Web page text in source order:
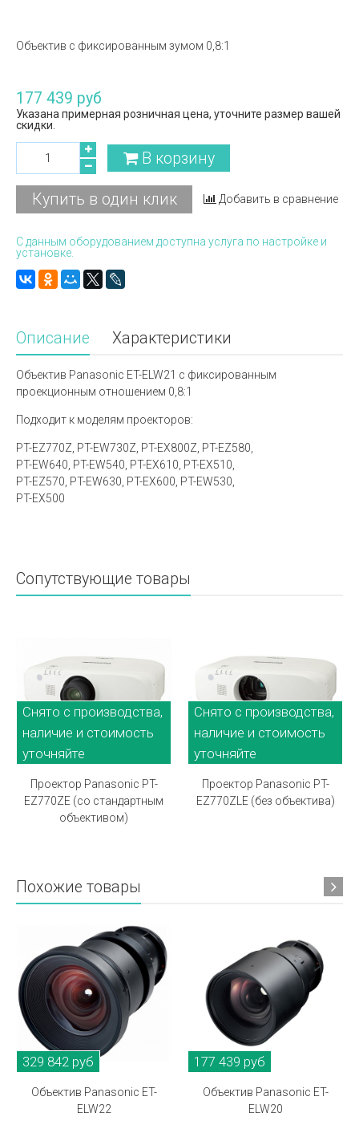
Объектив с фиксированным зумом 0,8:1
177 439 руб
Указана примерная розничная цена, уточните размер вашей
скидки.
В корзину
Купить в один клик Добавить в сравнение
С данным оборудованием доступна услуга по настройке и
установке.
Описание Характеристики
Объектив Panasonic ET-ELW21 с фиксированным
проекционным отношением 0,8:1
Подходит к моделям проекторов:
PT-EZ770Z, PT-EW730Z, PT-EX800Z, PT-EZ580,
PT-EW640, PT-EW540, PT-EX610, PT-EX510,
PT-EZ570, PT-EW630, PT-EX600, PT-EW530,
PT-EX500
Сопутствующие товары
Снято с производства,
наличие и стоимость
уточняйте
Проектор Panasonic PT-
EZ770ZE (со стандартным
объективом)
Снято с производства,
наличие и стоимость
уточняйте
Проектор Panasonic PT-
EZ770ZLE (без объектива)
Похожие товары
329 842 руб
Объектив Panasonic ET-
ELW22
177 439 руб
Объектив Panasonic ET-
ELW20